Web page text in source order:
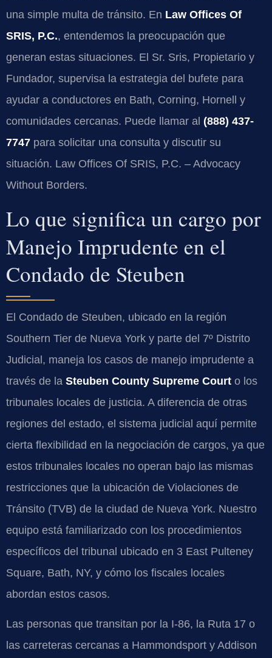
una simple multa de tránsito. En Law Offices Of
SRIS, P.C., entendemos la preocupación que
generan estas situaciones. El Sr. Sris, Propietario y
Fundador, supervisa la estrategia del bufete para
ayudar a conductores en Bath, Corning, Hornell y
comunidades cercanas. Puede llamar al (888) 437-
7747 para solicitar una consulta y discutir su
situación. Law Offices Of SRIS, P.C. – Advocacy
Without Borders.
Lo que significa un cargo por
Manejo Imprudente en el
Condado de Steuben
El Condado de Steuben, ubicado en la región
Southern Tier de Nueva York y parte del 7º Distrito
Judicial, maneja los casos de manejo imprudente a
través de la Steuben County Supreme Court o los
tribunales locales de justicia. A diferencia de otras
regiones del estado, el sistema judicial aquí permite
cierta flexibilidad en la negociación de cargos, ya que
estos tribunales locales no operan bajo las mismas
restricciones que la ubicación de Violaciones de
Tránsito (TVB) de la ciudad de Nueva York. Nuestro
equipo está familiarizado con los procedimientos
específicos del tribunal ubicado en 3 East Pulteney
Square, Bath, NY, y cómo los fiscales locales
abordan estos casos.
Las personas que transitan por la I-86, la Ruta 17 o
las carreteras cercanas a Hammondsport y Addison